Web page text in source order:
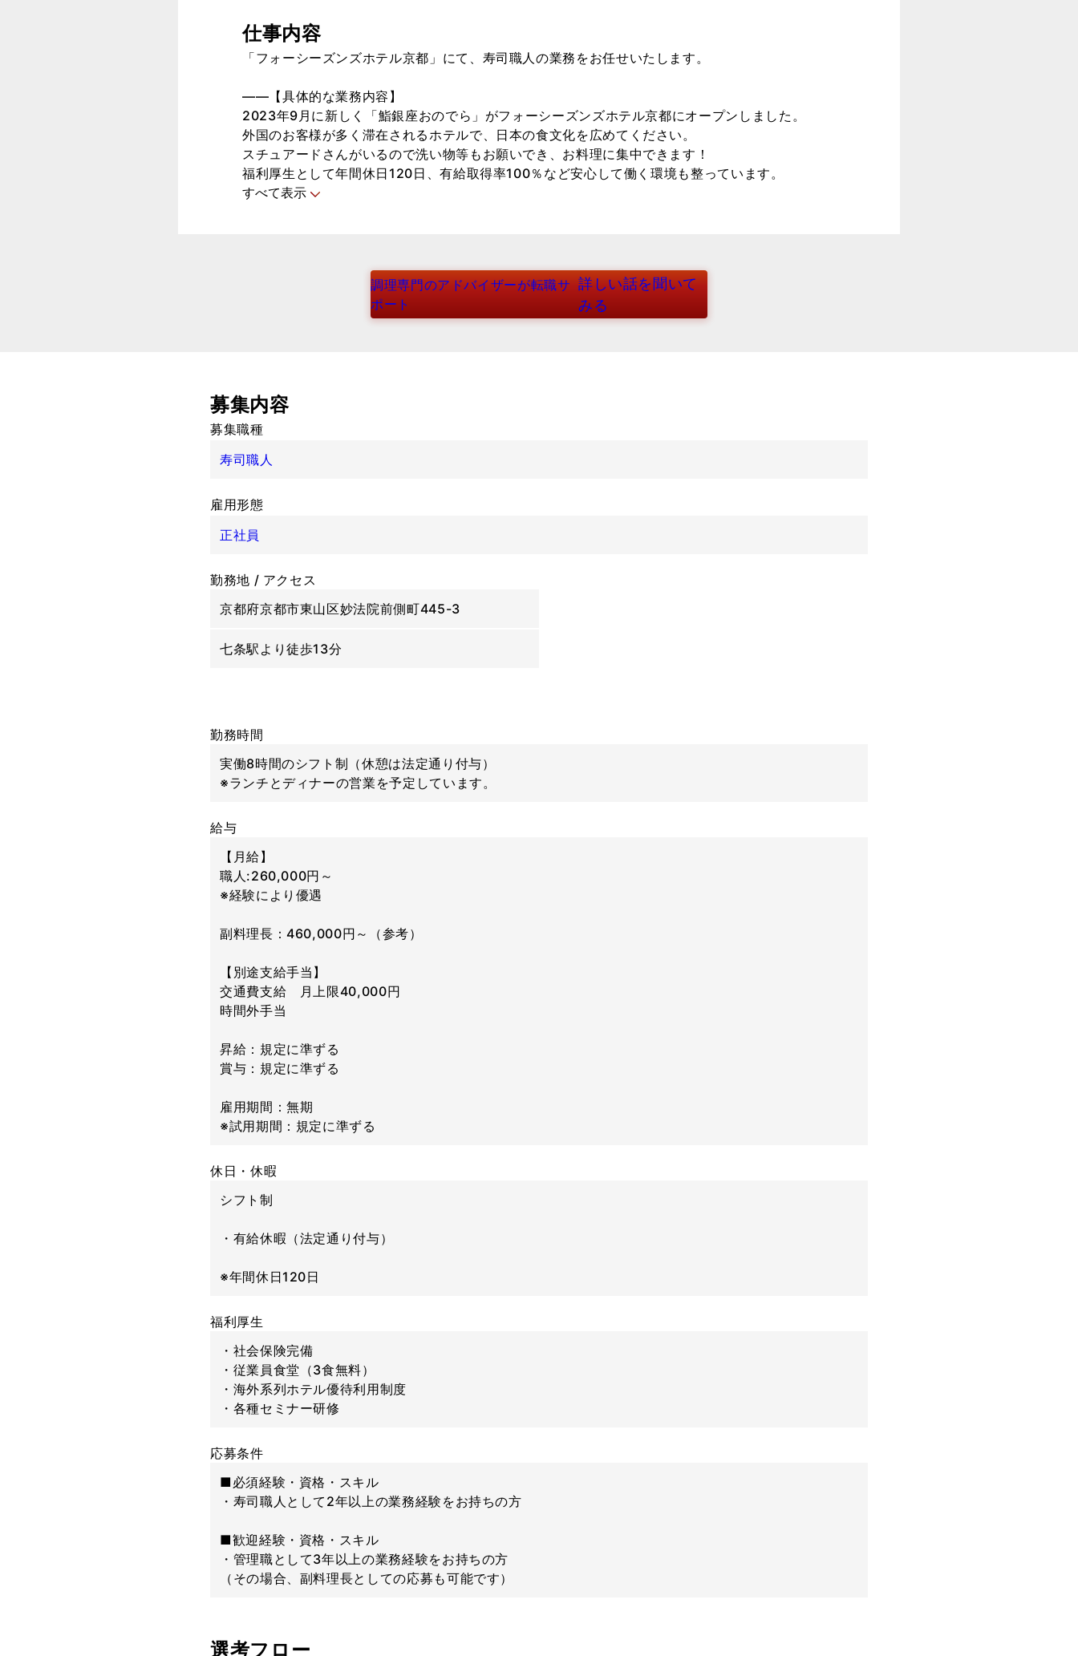
仕事内容
「フォーシーズンズホテル京都」にて、寿司職人の業務をお任せいたします。
――【具体的な業務内容】
2023年9月に新しく「鮨銀座おのでら」がフォーシーズンズホテル京都にオープンしました。
外国のお客様が多く滞在されるホテルで、日本の食文化を広めてください。
スチュアードさんがいるので洗い物等もお願いでき、お料理に集中できます！
福利厚生として年間休日120日、有給取得率100％など安心して働く環境も整っています。
すべて表示
調理専門のアドバイザーが転職サ
ポート
詳しい話を聞いて
みる
募集内容
募集職種
寿司職人
雇用形態
正社員
勤務地 / アクセス
京都府京都市東山区妙法院前側町445-3
七条駅より徒歩13分
勤務時間
実働8時間のシフト制（休憩は法定通り付与）
※ランチとディナーの営業を予定しています。
給与
【月給】
職人:260,000円～
※経験により優遇
副料理長：460,000円～（参考）
【別途支給手当】
交通費支給 月上限40,000円
時間外手当
昇給：規定に準ずる
賞与：規定に準ずる
雇用期間：無期
※試用期間：規定に準ずる
休日・休暇
シフト制
・有給休暇（法定通り付与）
※年間休日120日
福利厚生
・社会保険完備
・従業員食堂（3食無料）
・海外系列ホテル優待利用制度
・各種セミナー研修
応募条件
■必須経験・資格・スキル
・寿司職人として2年以上の業務経験をお持ちの方
■歓迎経験・資格・スキル
・管理職として3年以上の業務経験をお持ちの方
（その場合、副料理長としての応募も可能です）
選考フロー